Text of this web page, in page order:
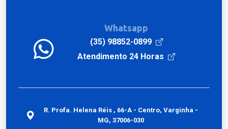
Whatsapp
(35) 98852-0899
Atendimento 24 Horas
R. Profa. Helena Réis , 66-A - Centro, Varginha -
MG, 37006-030